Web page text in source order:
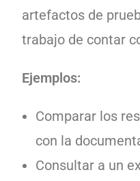
artefactos de
trabajo de contar
Ejemplos:
Comparar los
con la
Consultar a un